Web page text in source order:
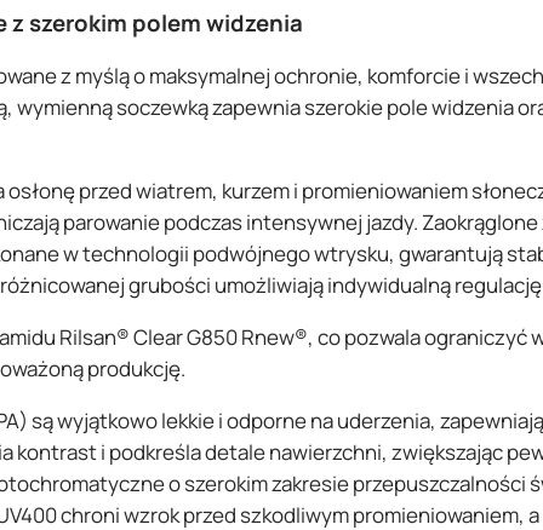
z szerokim polem widzenia
z myślą o maksymalnej ochronie, komforcie i
wymienną soczewką zapewnia szerokie pole widzenia
przed wiatrem, kurzem i promieniowaniem
parowanie podczas intensywnej jazdy.
w technologii podwójnego wtrysku, gwarantują
grubości umożliwiają indywidualną
Rilsan® Clear G850 Rnew®, co pozwala
produkcję.
są wyjątkowo lekkie i odporne na uderzenia,
kontrast i podkreśla detale nawierzchni, zwiększając
o szerokim zakresie przepuszczalności
chroni wzrok przed szkodliwym promieniowaniem,